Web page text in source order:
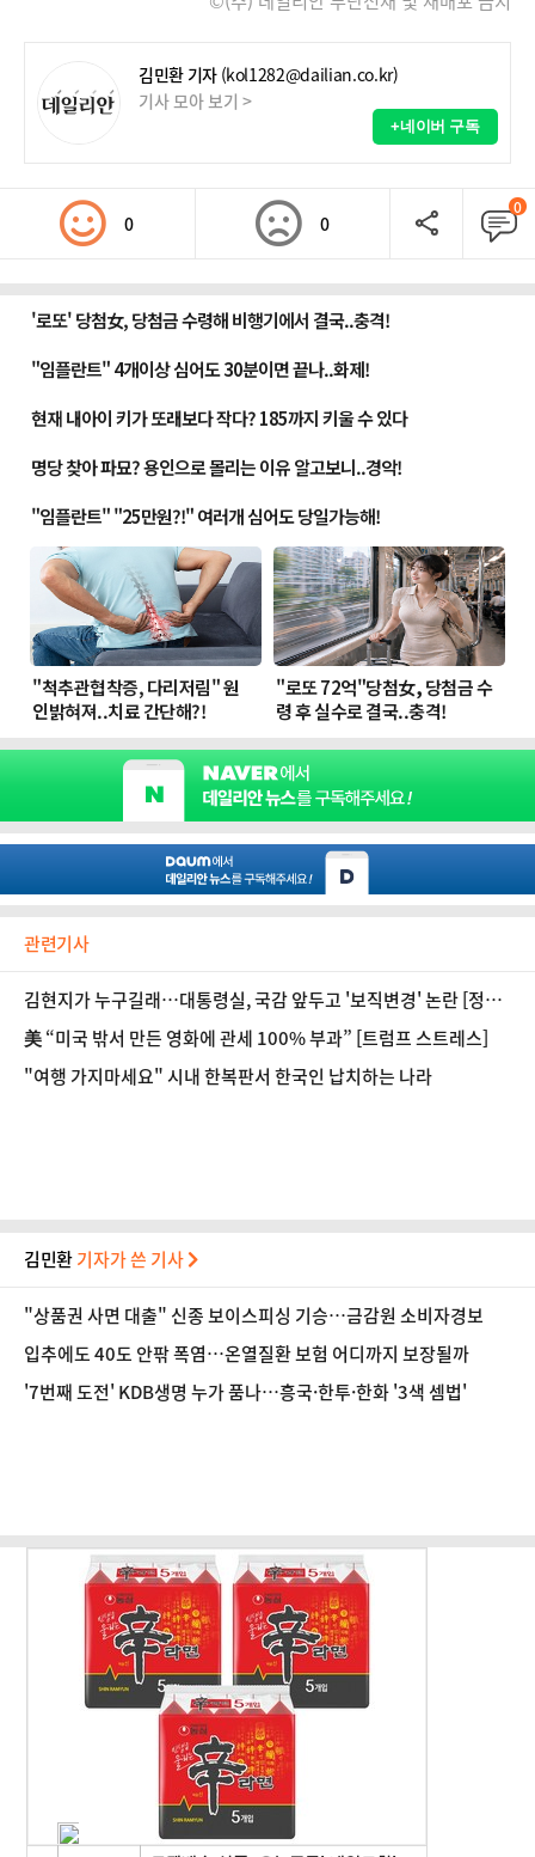
김민환 기자 (kol1282@dailian.co.kr)
기사 모아 보기 >
+네이버 구독
0 0
0
관련기사
김현지가 누구길래…대통령실, 국감 앞두고 '보직변경' 논란 [정국
기상대]
美 “미국 밖서 만든 영화에 관세 100% 부과” [트럼프 스트레스]
"여행 가지마세요" 시내 한복판서 한국인 납치하는 나라
김민환기자가 쓴 기사
"상품권 사면 대출" 신종 보이스피싱 기승…금감원 소비자경보
입추에도 40도 안팎 폭염…온열질환 보험 어디까지 보장될까
'7번째 도전' KDB생명 누가 품나…흥국·한투·한화 '3색 셈법'